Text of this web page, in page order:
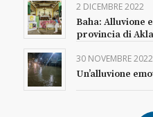
2 DICEMBRE 2022
Baha: Alluvione
provincia di
30 NOVEMBRE 2022
Un’alluvione